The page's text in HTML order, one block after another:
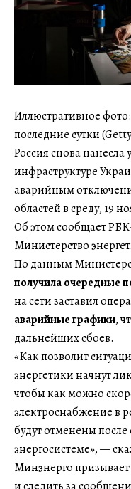
Иллюстративное
последние сутки
Россия снова нанесла
инфраструктуре
аварийным
областей в среду, 19
Об этом сообщает
Министерство
По данным
получила очередные
на сети заставил
аварийные графики,
дальнейших сбоев.
«Как позволит
энергетики начнут
чтобы как можно
электроснабжение в
будут отменены
энергосистеме», —
Минэнерго
и следить за